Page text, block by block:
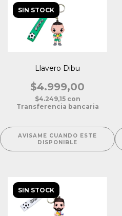
SIN STOCK
Llavero Dibu
$4.999,00
$4.249,15 con
Transferencia bancaria
AVISAME CUANDO ESTE
DISPONIBLE
SIN STOCK